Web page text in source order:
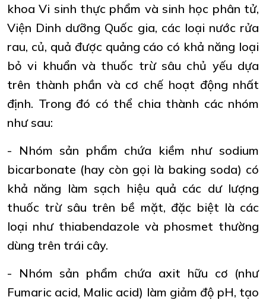
khoa Vi sinh thực phẩm và sinh học phân tử,
Viện Dinh dưỡng Quốc gia, các loại nước rửa
rau, củ, quả được quảng cáo có khả năng loại
bỏ vi khuẩn và thuốc trừ sâu chủ yếu dựa
trên thành phần và cơ chế hoạt động nhất
định. Trong đó có thể chia thành các nhóm
như sau:
- Nhóm sản phẩm chứa kiềm như sodium
bicarbonate (hay còn gọi là baking soda) có
khả năng làm sạch hiệu quả các dư lượng
thuốc trừ sâu trên bề mặt, đặc biệt là các
loại như thiabendazole và phosmet thường
dùng trên trái cây.
- Nhóm sản phẩm chứa axit hữu cơ (như
Fumaric acid, Malic acid) làm giảm độ pH, tạo